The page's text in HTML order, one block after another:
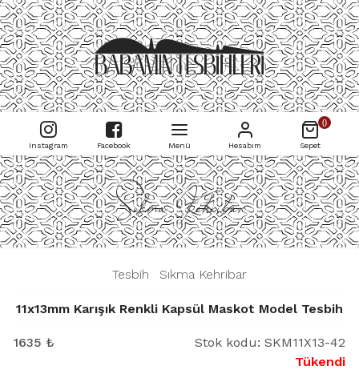
Instagram Facebook Menü Hesabım
0
Sepet
Sıkma Kehribar
Tesbih Sıkma Kehribar
11x13mm Karışık Renkli Kapsül Maskot Model Tesbih
1635 ₺ Stok kodu: SKM11X13-42
Tükendi